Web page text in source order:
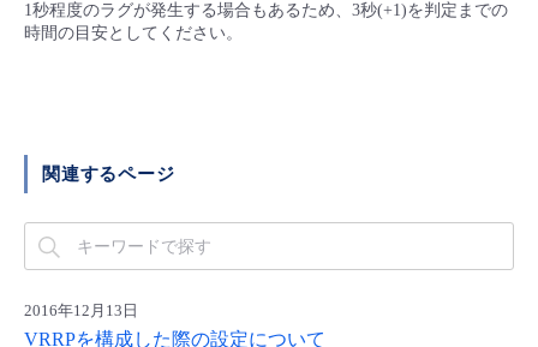
1秒程度のラグが発生する場合もあるため、3秒(+1)を判定までの
時間の目安としてください。
関連するページ
2016年12月13日
VRRPを構成した際の設定について